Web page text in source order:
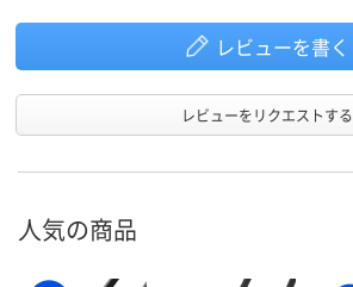
レビューを書く
レビューをリクエストする
人気の商品